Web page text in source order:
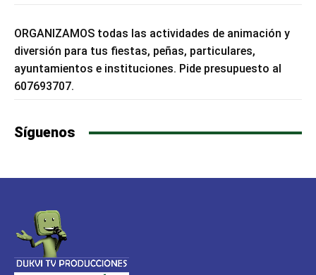
ORGANIZAMOS todas las actividades de animación y
diversión para tus fiestas, peñas, particulares,
ayuntamientos e instituciones. Pide presupuesto al
607693707.
Síguenos